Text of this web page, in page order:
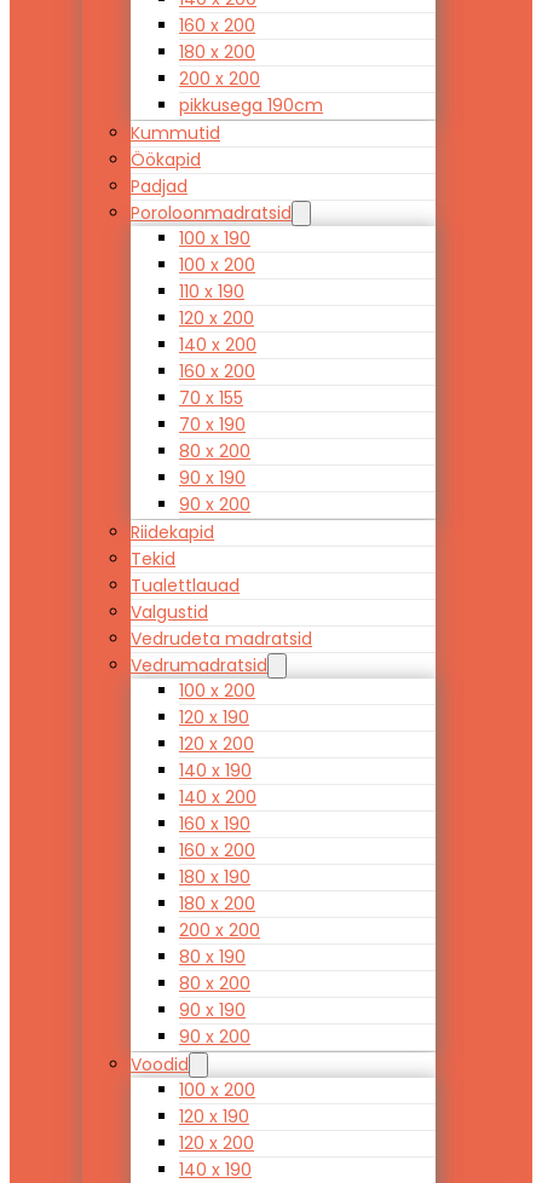
160 x 200
180 x 200
200 x 200
pikkusega 190cm
Kummutid
Öökapid
Padjad
Poroloonmadratsid
100 x 190
100 x 200
110 x 190
120 x 200
140 x 200
160 x 200
70 x 155
70 x 190
80 x 200
90 x 190
90 x 200
Riidekapid
Tekid
Tualettlauad
Valgustid
Vedrudeta madratsid
Vedrumadratsid
100 x 200
120 x 190
120 x 200
140 x 190
140 x 200
160 x 190
160 x 200
180 x 190
180 x 200
200 x 200
80 x 190
80 x 200
90 x 190
90 x 200
Voodid
100 x 200
120 x 190
120 x 200
140 x 190